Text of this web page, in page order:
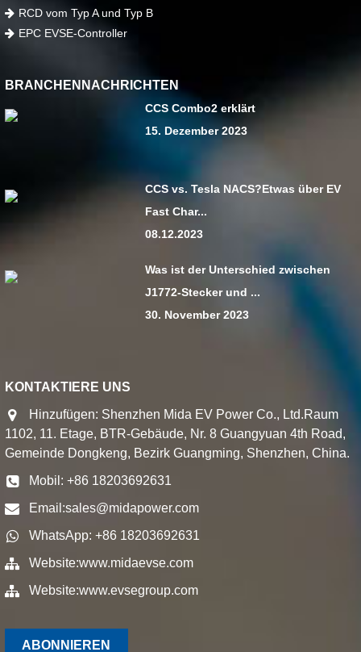
RCD vom Typ A und Typ B
EPC EVSE-Controller
BRANCHENNACHRICHTEN
CCS Combo2 erklärt
15. Dezember 2023
CCS vs. Tesla NACS?Etwas über EV
Fast Char...
08.12.2023
Was ist der Unterschied zwischen
J1772-Stecker und ...
30. November 2023
KONTAKTIERE UNS
Hinzufügen: Shenzhen Mida EV Power Co., Ltd.Raum
1102, 11. Etage, BTR-Gebäude, Nr. 8 Guangyuan 4th Road,
Gemeinde Dongkeng, Bezirk Guangming, Shenzhen, China.
Mobil: +86 18203692631
Email:sales@midapower.com
WhatsApp: +86 18203692631
Website:www.midaevse.com
Website:www.evsegroup.com
ABONNIEREN